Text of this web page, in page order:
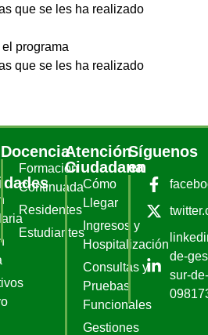
que se les ha realizado
programa
que se les ha realizado
Docencia
Formación
Continuada
Residentes
Estudiantes
Atención
Ciudadana
Cómo
Llegar
Ingresos y
Hospitalización
Consultas y
Pruebas
Funcionales
Gestiones
Síguenos
en
de-
sur-